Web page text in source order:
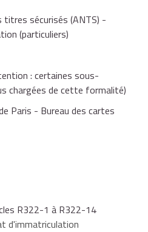
titres sécurisés (ANTS) -
(particuliers)
: certaines sous-
chargées de cette formalité)
Paris - Bureau des cartes
R322-1 à R322-14
d'immatriculation